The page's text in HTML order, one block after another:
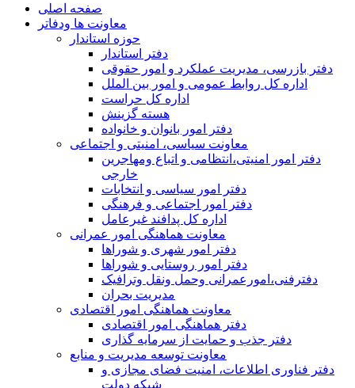
صفحه اصلی
معاونت ها ودفاتر
حوزه استاندار
دفتر استاندار
دفتر بازرسی، مدیریت عملکرد و امور حقوقی
اداره کل روابط عمومی و امور بین الملل
اداره کل حراست
هسته گزینش
دفتر امور بانوان و خانواده
معاونت سیاسی، امنیتی و اجتماعی
دفتر امور امنيتی،انتظامی و اتباع ومهاجرین
خارجی
دفتر امور سیاسی و انتخابات
دفتر امور اجتماعی و فرهنگی
اداره کل پدافند غیرعامل
معاونت هماهنگی امور عمرانی
دفتر امور شهری و شوراها
دفتر امور روستایی و شوراها
دفترفنی،امورعمرانی وحمل ونقل وترافيک
مدیریت بحران
معاونت هماهنگی امور اقتصادی
دفتر هماهنگی امور اقتصادی
دفتر جذب و حمایت از سرمایه گذاری
معاونت توسعه مدیریت و منابع
دفتر فناوری اطلاعات، امنیت فضای مجازی و
شبکه دولت